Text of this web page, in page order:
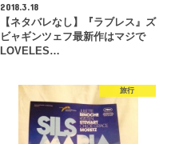
2018.3.18
【ネタバレなし】『ラブレス』ズ
ビャギンツェフ最新作はマジで
LOVELES…
旅行